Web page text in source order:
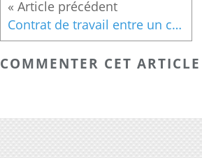
Contrat de travail entre un chauffeur et Uber : La plateforme va se pourvoir en cassation
COMMENTER CET ARTICLE